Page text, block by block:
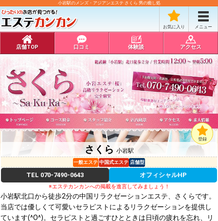
小岩駅のメンズ・アジアンエステ さくら 男の癒し処
お気に入り メニュー
店舗TOP 口コミ 体験談 アクセス
さくら 小岩駅
登録
一般エステ 中国式エステ 店舗型
TEL 070-7490-0643 オフィシャルHP
※エステカンカンへの掲載を進言してみましょう！
小岩駅北口から徒歩2分の中国リラクゼーションエステ、さくらです。
当店では優しくて可愛いセラピストによるリラクゼーションを提供し
ています(^O^)。セラピストと過ごすひとときは日頃の疲れを忘れ、リ